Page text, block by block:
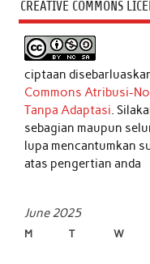
CREATIVE COMMONS
ciptaan
Commons Atribusi-
Tanpa Adaptasi.
sebagian maupun
lupa mencantumkan
atas pengertian anda
June 2025
M T W